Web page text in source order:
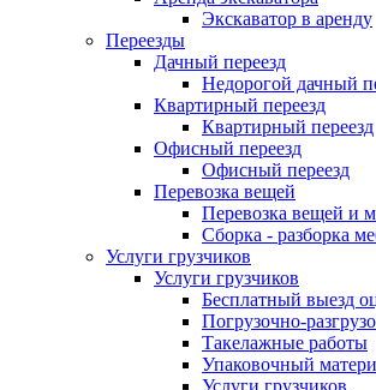
Экскаватор в аренду
Переезды
Дачный переезд
Недорогой дачный
Квартирный переезд
Квартирный переезд
Офисный переезд
Офисный переезд
Перевозка вещей
Перевозка вещей и
Сборка - разборка
Услуги грузчиков
Услуги грузчиков
Бесплатный выезд
Погрузочно-
Такелажные работы
Упаковочный
Услуги грузчиков